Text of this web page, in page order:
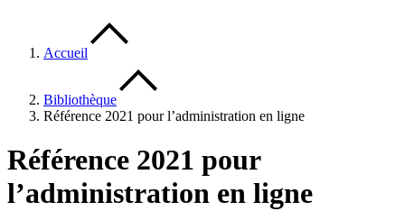
Accueil
Bibliothèque
Référence 2021 pour l’administration en ligne
Référence 2021 pour
l’administration en ligne